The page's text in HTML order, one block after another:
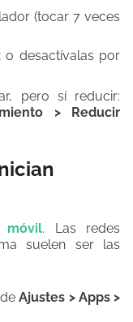
(tocar 7 veces
o desactívalas por
pero sí reducir:
> Reducir
móvil. Las redes
suelen ser las
Ajustes > Apps >